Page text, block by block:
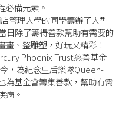
必備元素。
管理大學的同學籌辦了大型
日除了籌得善款幫助有需要的
畫、整雕塑， ­好玩又精彩！
Phoenix Trust慈善基金
，為紀念皇后樂隊Queen­
為基金會籌集善款，幫助有需
­病。